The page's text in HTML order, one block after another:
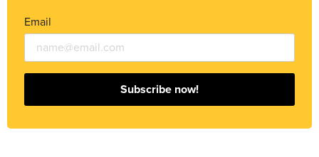
Email
Subscribe now!